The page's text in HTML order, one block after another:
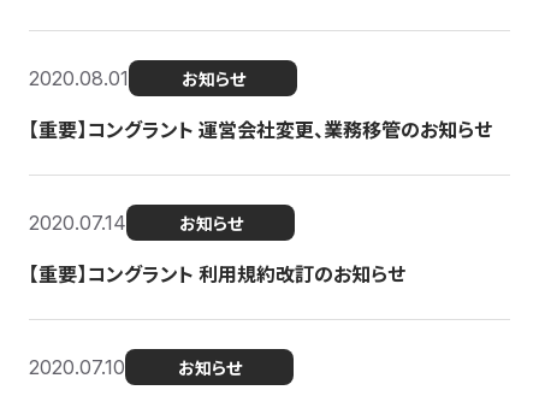
2020.08.01 お知らせ
【重要】コングラント 運営会社変更、業務移管のお知らせ
2020.07.14 お知らせ
【重要】コングラント 利用規約改訂のお知らせ
2020.07.10 お知らせ